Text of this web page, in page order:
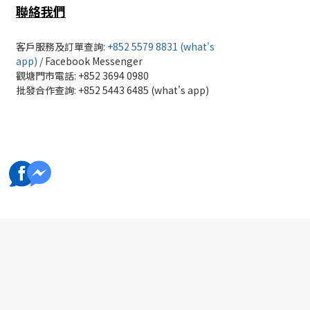
聯絡我們
客戶服務及訂單查詢: +852 5579 8831 (what's
app) /Facebook Messenger
觀塘門市電話: +852 3694 0980
批發合作查詢: +852 5443 6485 (what's app)